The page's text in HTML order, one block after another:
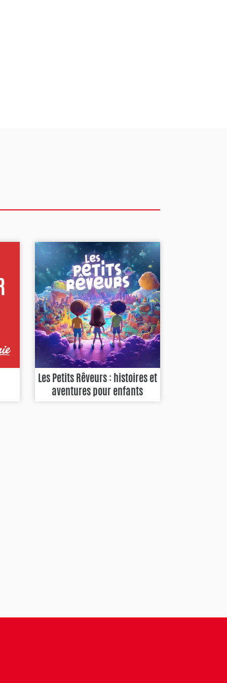
Les Petits Rêveurs : histoires et
aventures pour enfants